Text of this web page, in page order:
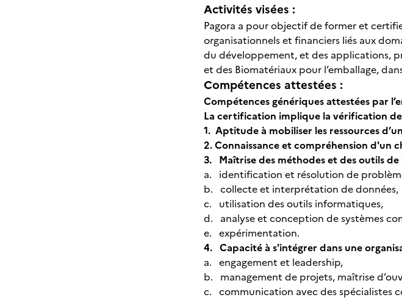
Activités visées :
Pagora a pour objectif de former et
organisationnels et financiers liés aux
du développement, et des applications,
et des Biomatériaux pour l’emballage,
Compétences attestées :
Compétences génériques attestées par
La certification implique la vérification
1. Aptitude à mobiliser les ressources
2. Connaissance et compréhension d'un
3. Maîtrise des méthodes et des outils de
a. identification et résolution de
b. collecte et interprétation de données,
c. utilisation des outils informatiques,
d. analyse et conception de systèmes
e. expérimentation.
4. Capacité à s'intégrer dans une
a. engagement et leadership,
b. management de projets, maîtrise
c. communication avec des spécialistes